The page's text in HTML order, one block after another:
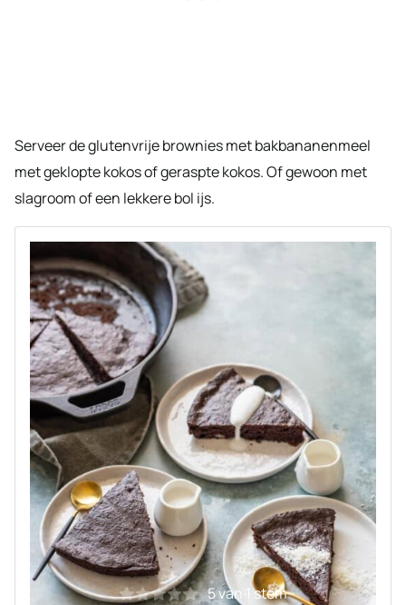
Serveer de glutenvrije brownies met bakbananenmeel
met geklopte kokos of geraspte kokos. Of gewoon met
slagroom of een lekkere bol ijs.
5van 1 stem